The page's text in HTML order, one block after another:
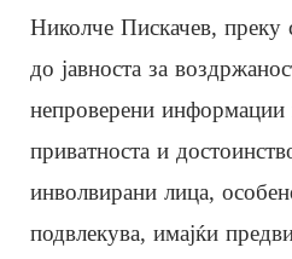
Николче Пискачев, преку
до јавноста за
непроверени информации
приватноста и
инволвирани лица,
подвлекува, имајќи